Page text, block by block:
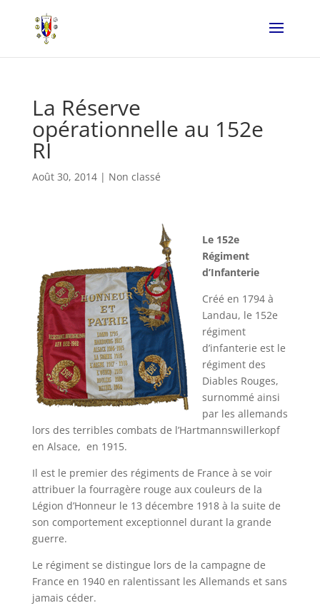
La Réserve
opérationnelle au 152e
RI
Août 30, 2014| Non classé
Le 152e
Régiment
d’Infanterie
Créé en 1794 à
Landau, le 152e
régiment
d’infanterie est le
régiment des
Diables Rouges,
surnommé ainsi
par les allemands
lors des terribles combats de l’Hartmannswillerkopf
en Alsace, en 1915.
Il est le premier des régiments de France à se voir
attribuer la fourragère rouge aux couleurs de la
Légion d’Honneur le 13 décembre 1918 à la suite de
son comportement exceptionnel durant la grande
guerre.
Le régiment se distingue lors de la campagne de
France en 1940 en ralentissant les Allemands et sans
jamais céder.